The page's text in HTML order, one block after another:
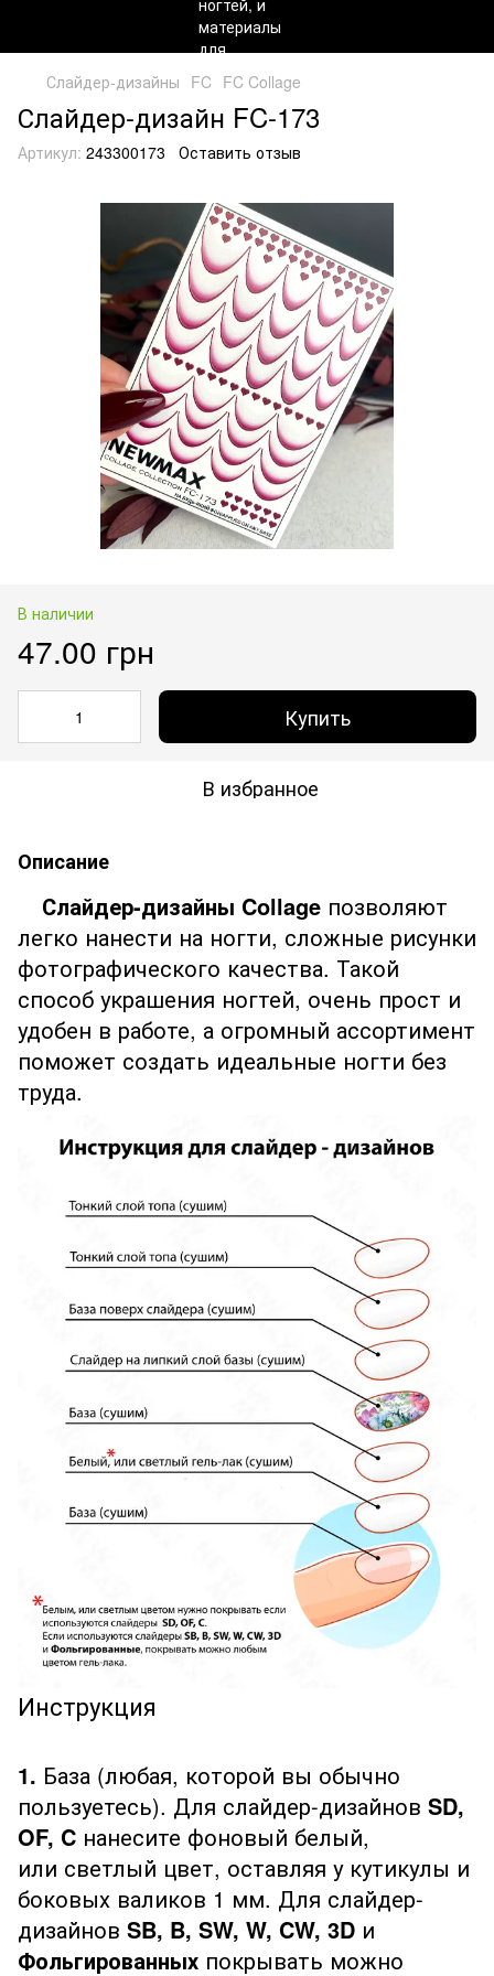
Слайдер-дизайны FC FC Collage
Слайдер-дизайн FC-173
Артикул: 243300173 Оставить отзыв
В наличии
47.00 грн
Купить
В избранное
Описание
Слайдер-дизайны Collage позволяют
легко нанести на ногти, сложные рисунки
фотографического качества. Такой
способ украшения ногтей, очень прост и
удобен в работе, а огромный ассортимент
поможет создать идеальные ногти без
труда.
Инструкция
1. База (любая, которой вы обычно
пользуетесь). Для слайдер-дизайнов SD,
OF, C нанесите фоновый белый,
или светлый цвет, оставляя у кутикулы и
боковых валиков 1 мм. Для слайдер-
дизайнов SB, B, SW, W, CW, 3D и
Фольгированных покрывать можно